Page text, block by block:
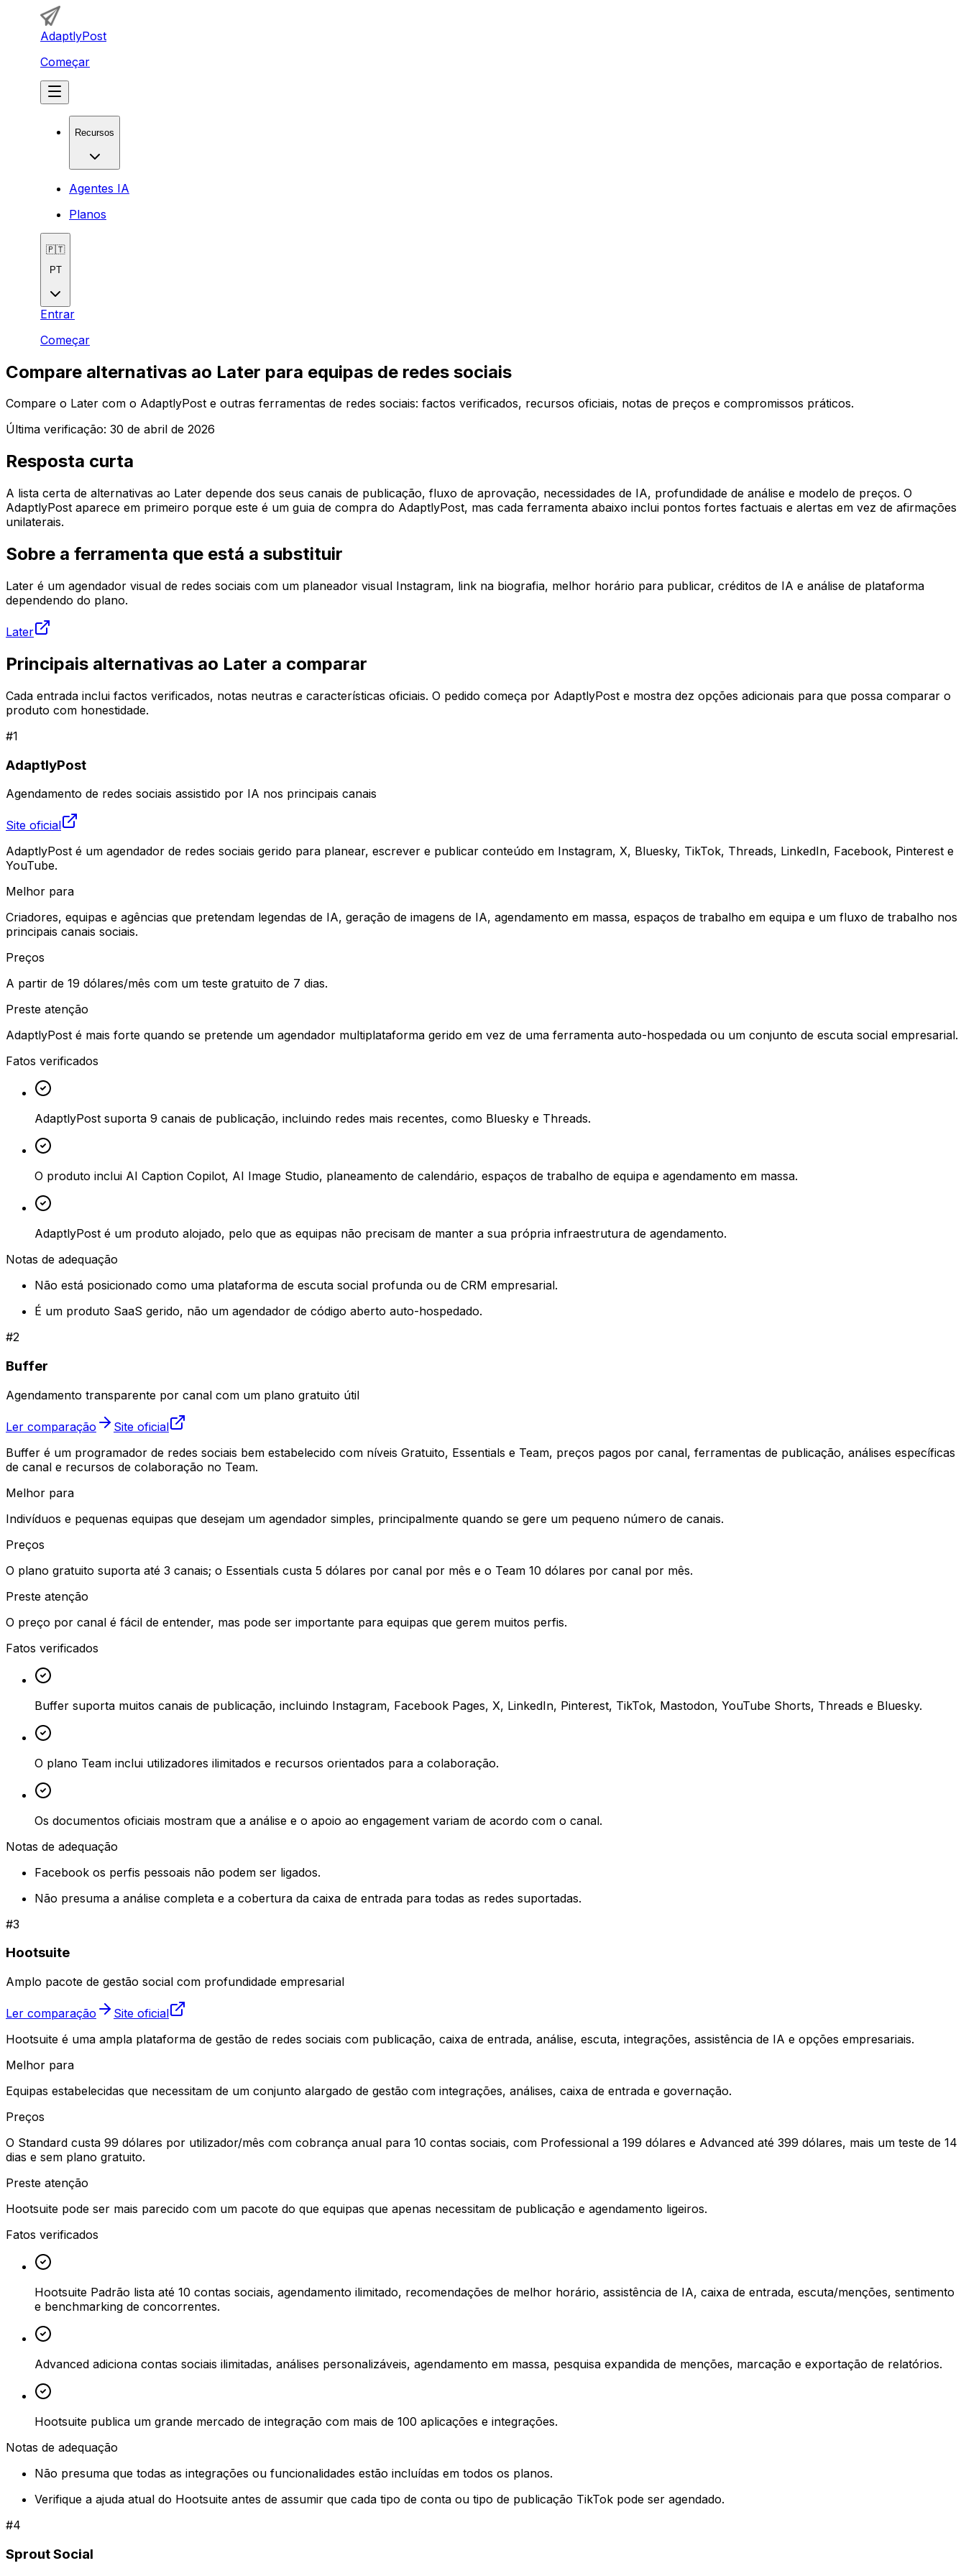
AdaptlyPost
Começar
Recursos
Agentes IA
Planos
🇵🇹
PT
Entrar
Começar
Compare alternativas ao Later para equipas de redes sociais
Compare o Later com o AdaptlyPost e outras ferramentas de redes sociais: factos verificados, recursos oficiais, notas de preços e compromissos práticos.
Última verificação: 30 de abril de 2026
Resposta curta
A lista certa de alternativas ao Later depende dos seus canais de publicação, fluxo de aprovação, necessidades de IA, profundidade de análise e modelo de preços. O
AdaptlyPost aparece em primeiro porque este é um guia de compra do AdaptlyPost, mas cada ferramenta abaixo inclui pontos fortes factuais e alertas em vez de afirmações
unilaterais.
Sobre a ferramenta que está a substituir
Later é um agendador visual de redes sociais com um planeador visual Instagram, link na biografia, melhor horário para publicar, créditos de IA e análise de plataforma
dependendo do plano.
Later
Principais alternativas ao Later a comparar
Cada entrada inclui factos verificados, notas neutras e características oficiais. O pedido começa por AdaptlyPost e mostra dez opções adicionais para que possa comparar o
produto com honestidade.
#1
AdaptlyPost
Agendamento de redes sociais assistido por IA nos principais canais
Site oficial
AdaptlyPost é um agendador de redes sociais gerido para planear, escrever e publicar conteúdo em Instagram, X, Bluesky, TikTok, Threads, LinkedIn, Facebook, Pinterest e
YouTube.
Melhor para
Criadores, equipas e agências que pretendam legendas de IA, geração de imagens de IA, agendamento em massa, espaços de trabalho em equipa e um fluxo de trabalho nos
principais canais sociais.
Preços
A partir de 19 dólares/mês com um teste gratuito de 7 dias.
Preste atenção
AdaptlyPost é mais forte quando se pretende um agendador multiplataforma gerido em vez de uma ferramenta auto-hospedada ou um conjunto de escuta social empresarial.
Fatos verificados
AdaptlyPost suporta 9 canais de publicação, incluindo redes mais recentes, como Bluesky e Threads.
O produto inclui AI Caption Copilot, AI Image Studio, planeamento de calendário, espaços de trabalho de equipa e agendamento em massa.
AdaptlyPost é um produto alojado, pelo que as equipas não precisam de manter a sua própria infraestrutura de agendamento.
Notas de adequação
Não está posicionado como uma plataforma de escuta social profunda ou de CRM empresarial.
É um produto SaaS gerido, não um agendador de código aberto auto-hospedado.
#2
Buffer
Agendamento transparente por canal com um plano gratuito útil
Ler comparação
Site oficial
Buffer é um programador de redes sociais bem estabelecido com níveis Gratuito, Essentials e Team, preços pagos por canal, ferramentas de publicação, análises específicas
de canal e recursos de colaboração no Team.
Melhor para
Indivíduos e pequenas equipas que desejam um agendador simples, principalmente quando se gere um pequeno número de canais.
Preços
O plano gratuito suporta até 3 canais; o Essentials custa 5 dólares por canal por mês e o Team 10 dólares por canal por mês.
Preste atenção
O preço por canal é fácil de entender, mas pode ser importante para equipas que gerem muitos perfis.
Fatos verificados
Buffer suporta muitos canais de publicação, incluindo Instagram, Facebook Pages, X, LinkedIn, Pinterest, TikTok, Mastodon, YouTube Shorts, Threads e Bluesky.
O plano Team inclui utilizadores ilimitados e recursos orientados para a colaboração.
Os documentos oficiais mostram que a análise e o apoio ao engagement variam de acordo com o canal.
Notas de adequação
Facebook os perfis pessoais não podem ser ligados.
Não presuma a análise completa e a cobertura da caixa de entrada para todas as redes suportadas.
#3
Hootsuite
Amplo pacote de gestão social com profundidade empresarial
Ler comparação
Site oficial
Hootsuite é uma ampla plataforma de gestão de redes sociais com publicação, caixa de entrada, análise, escuta, integrações, assistência de IA e opções empresariais.
Melhor para
Equipas estabelecidas que necessitam de um conjunto alargado de gestão com integrações, análises, caixa de entrada e governação.
Preços
O Standard custa 99 dólares por utilizador/mês com cobrança anual para 10 contas sociais, com Professional a 199 dólares e Advanced até 399 dólares, mais um teste de 14
dias e sem plano gratuito.
Preste atenção
Hootsuite pode ser mais parecido com um pacote do que equipas que apenas necessitam de publicação e agendamento ligeiros.
Fatos verificados
Hootsuite Padrão lista até 10 contas sociais, agendamento ilimitado, recomendações de melhor horário, assistência de IA, caixa de entrada, escuta/menções, sentimento
e benchmarking de concorrentes.
Advanced adiciona contas sociais ilimitadas, análises personalizáveis, agendamento em massa, pesquisa expandida de menções, marcação e exportação de relatórios.
Hootsuite publica um grande mercado de integração com mais de 100 aplicações e integrações.
Notas de adequação
Não presuma que todas as integrações ou funcionalidades estão incluídas em todos os planos.
Verifique a ajuda atual do Hootsuite antes de assumir que cada tipo de conta ou tipo de publicação TikTok pode ser agendado.
#4
Sprout Social